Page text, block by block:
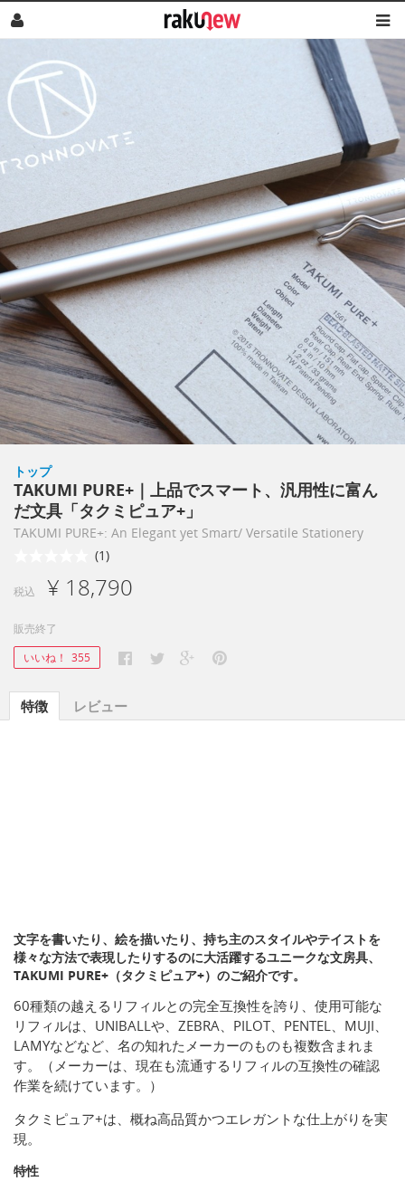
トップ
TAKUMI PURE+｜上品でスマート、汎用性に富ん
だ文具「タクミピュア+」
TAKUMI PURE+: An Elegant yet Smart/ Versatile Stationery
(1)
税込 ¥ 18,790
販売終了
いいね！ 355
特徴 レビュー
文字を書いたり、絵を描いたり、持ち主のスタイルやテイストを
様々な方法で表現したりするのに大活躍するユニークな文房具、
TAKUMI PURE+（タクミピュア+）のご紹介です。
60種類の越えるリフィルとの完全互換性を誇り、使用可能な
リフィルは、UNIBALLや、ZEBRA、PILOT、PENTEL、MUJI、
LAMYなどなど、名の知れたメーカーのものも複数含まれま
す。（メーカーは、現在も流通するリフィルの互換性の確認
作業を続けています。）
タクミピュア+は、概ね高品質かつエレガントな仕上がりを実
現。
特性